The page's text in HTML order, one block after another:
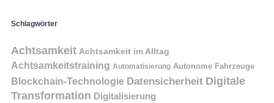
Schlagwörter
Achtsamkeit Achtsamkeit im Alltag
Achtsamkeitstraining Automatisierung Autonome Fahrzeuge
Blockchain-Technologie Datensicherheit Digitale
Transformation Digitalisierung